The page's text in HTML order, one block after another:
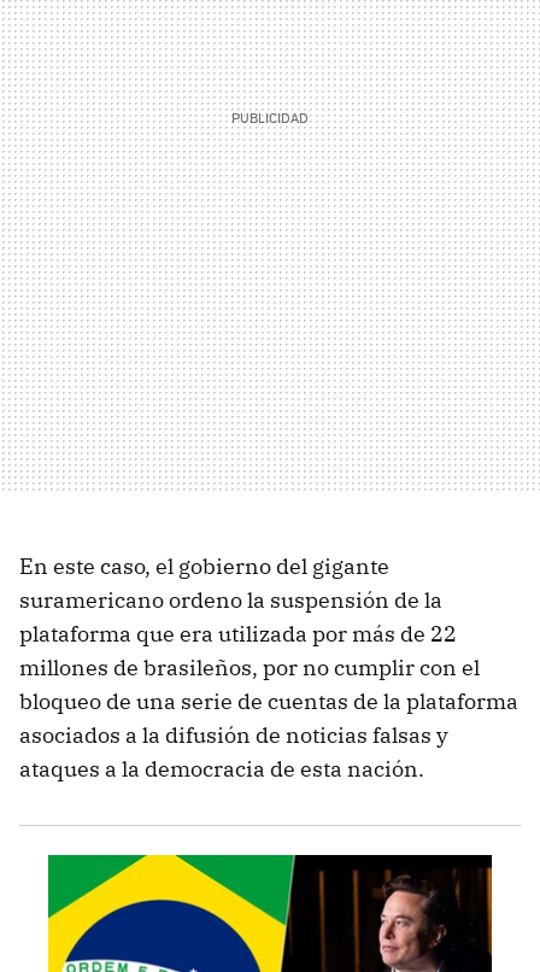
En este caso, el gobierno del gigante
suramericano ordeno la suspensión de la
plataforma que era utilizada por más de 22
millones de brasileños, por no cumplir con el
bloqueo de una serie de cuentas de la plataforma
asociados a la difusión de noticias falsas y
ataques a la democracia de esta nación.